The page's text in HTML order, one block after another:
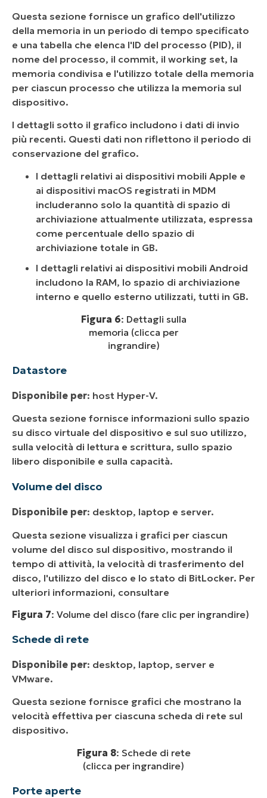
Questa sezione fornisce un grafico dell'utilizzo
della memoria in un periodo di tempo specificato
e una tabella che elenca l'ID del processo (PID), il
nome del processo, il commit, il working set, la
memoria condivisa e l'utilizzo totale della memoria
per ciascun processo che utilizza la memoria sul
dispositivo.
I dettagli sotto il grafico includono i dati di invio
più recenti. Questi dati non riflettono il periodo di
conservazione del grafico.
I dettagli relativi ai dispositivi mobili Apple e
ai dispositivi macOS registrati in MDM
includeranno solo la quantità di spazio di
archiviazione attualmente utilizzata, espressa
come percentuale dello spazio di
archiviazione totale in GB.
I dettagli relativi ai dispositivi mobili Android
includono la RAM, lo spazio di archiviazione
interno e quello esterno utilizzati, tutti in GB.
Figura 6: Dettagli sulla
memoria (clicca per
ingrandire)
Datastore
Disponibile per: host Hyper-V.
Questa sezione fornisce informazioni sullo spazio
su disco virtuale del dispositivo e sul suo utilizzo,
sulla velocità di lettura e scrittura, sullo spazio
libero disponibile e sulla capacità.
Volume del disco
Disponibile per: desktop, laptop e server.
Questa sezione visualizza i grafici per ciascun
volume del disco sul dispositivo, mostrando il
tempo di attività, la velocità di trasferimento del
disco, l'utilizzo del disco e lo stato di BitLocker. Per
ulteriori informazioni, consultare
Figura 7: Volume del disco (fare clic per ingrandire)
Schede di rete
Disponibile per: desktop, laptop, server e
VMware.
Questa sezione fornisce grafici che mostrano la
velocità effettiva per ciascuna scheda di rete sul
dispositivo.
Figura 8: Schede di rete
(clicca per ingrandire)
Porte aperte